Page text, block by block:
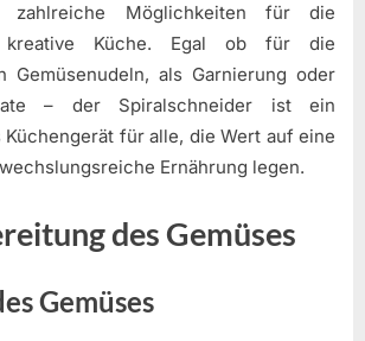
zahlreiche Möglichkeiten für die
kreative Küche. Egal ob für die
Gemüsenudeln, als Garnierung oder
– der Spiralschneider ist ein
für alle, die Wert auf eine
Ernährung legen.
des Gemüses
Gemüses